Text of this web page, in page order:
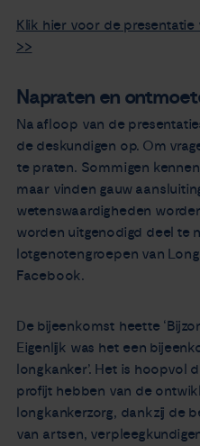
Klik hier voor de presentatie
>>
Napraten en
Na afloop van de
de deskundigen op. Om
te praten. Sommigen
maar vinden gauw
wetenswaardigheden
worden uitgenodigd deel te
lotgenotengroepen van
Facebook.
De bijeenkomst heette
Eigenlijk was het een
longkanker’. Het is hoopvol
profijt hebben van de
longkankerzorg, dankzij de
van artsen,